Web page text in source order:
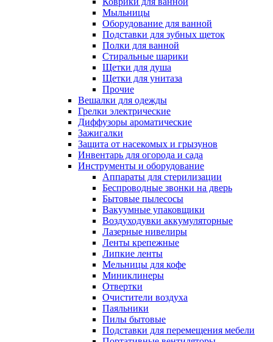
Мыльницы
Оборудование для ванной
Подставки для зубных щеток
Полки для ванной
Стиральные шарики
Щетки для душа
Щетки для унитаза
Прочие
Вешалки для одежды
Грелки электрические
Диффузоры ароматические
Зажигалки
Защита от насекомых и грызунов
Инвентарь для огорода и сада
Инструменты и оборудование
Аппараты для стерилизации
Беспроводные звонки на дверь
Бытовые пылесосы
Вакуумные упаковщики
Воздуходувки аккумуляторные
Лазерные нивелиры
Ленты крепежные
Липкие ленты
Мельницы для кофе
Миниклинеры
Отвертки
Очистители воздуха
Паяльники
Пилы бытовые
Подставки для перемещения мебели